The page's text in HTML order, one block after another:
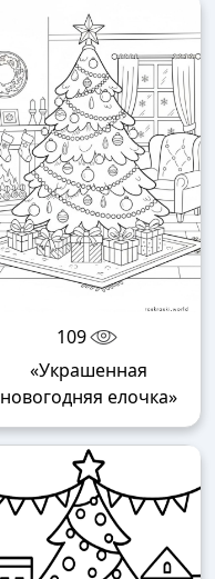
109
«Украшенная
новогодняя елочка»